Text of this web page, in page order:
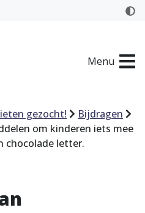
Menu
gezocht!
Bijdragen
om kinderen iets mee
chocolade letter.